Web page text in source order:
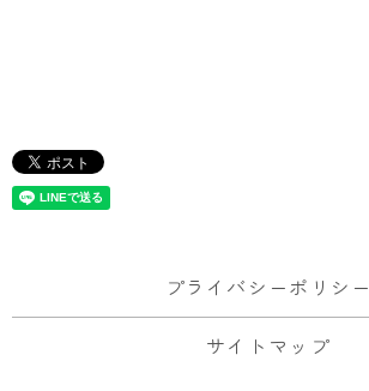
プライバシーポリシー
サイトマップ